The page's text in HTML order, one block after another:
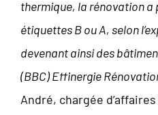
thermique, la rénovation a
étiquettes B ou A, selon
devenant ainsi des
(BBC) Effinergie
André, chargée